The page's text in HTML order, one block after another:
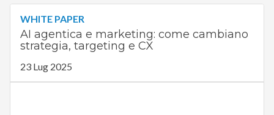
WHITE PAPER
AI agentica e marketing: come cambiano
strategia, targeting e CX
23 Lug 2025